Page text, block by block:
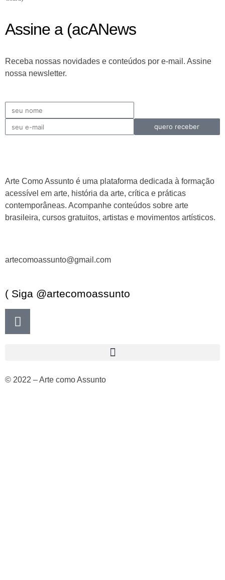
Assine a (acANews
Receba nossas novidades e conteúdos por e-mail. Assine
nossa newsletter.
quero receber
Arte Como Assunto é uma plataforma dedicada à formação
acessível em arte, história da arte, crítica e práticas
contemporâneas. Acompanhe conteúdos sobre arte
brasileira, cursos gratuitos, artistas e movimentos artísticos.
artecomoassunto@gmail.com
( Siga @artecomoassunto
© 2022 – Arte como Assunto